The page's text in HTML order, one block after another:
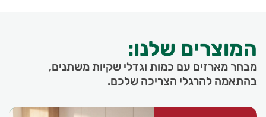
המוצרים שלנו:
מבחר מארזים עם כמות וגדלי שקיות משתנים,
בהתאמה להרגלי הצריכה שלכם.